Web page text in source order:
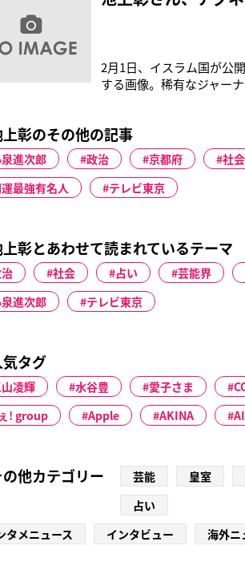
2月1日、イスラム国が公
する画像。稀有なジャー
の交流は、池上さんが『
はアフガニスタンの子供た
彰のその他の記事
進次郎 政治 京都府 社会
最強有名人
テレビ東京
彰とあわせて読まれているテーマ
社会 占い 芸能界
進次郎
テレビ東京
気タグ
凌輝 水谷豊 愛子さま
! group
Apple AKINA AI
の他カテゴリー 芸能 皇室
占い
タメニュース
インタビュー 海外ニ